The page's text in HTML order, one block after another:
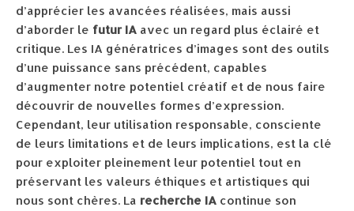
d’apprécier les avancées réalisées, mais aussi
d’aborder le futur IA avec un regard plus éclairé et
critique. Les IA génératrices d’images sont des outils
d’une puissance sans précédent, capables
d’augmenter notre potentiel créatif et de nous faire
découvrir de nouvelles formes d’expression.
Cependant, leur utilisation responsable, consciente
de leurs limitations et de leurs implications, est la clé
pour exploiter pleinement leur potentiel tout en
préservant les valeurs éthiques et artistiques qui
nous sont chères. La recherche IA continue son